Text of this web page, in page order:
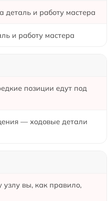
деталь и работу мастера
и работу мастера
позиции едут под
— ходовые детали
узлу вы, как правило,